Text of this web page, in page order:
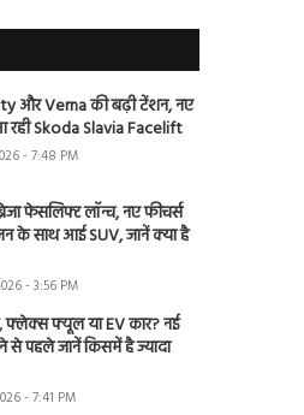
और Verna की बढ़ी टेंशन, नए
रही Skoda Slavia Facelift
- 7:48 PM
फेसलिफ्ट लॉन्च, नए फीचर्स
के साथ आई SUV, जानें क्या है
- 3:56 PM
फ्लेक्स फ्यूल या EV कार? नई
से पहले जानें किसमें है ज्यादा
- 7:41 PM